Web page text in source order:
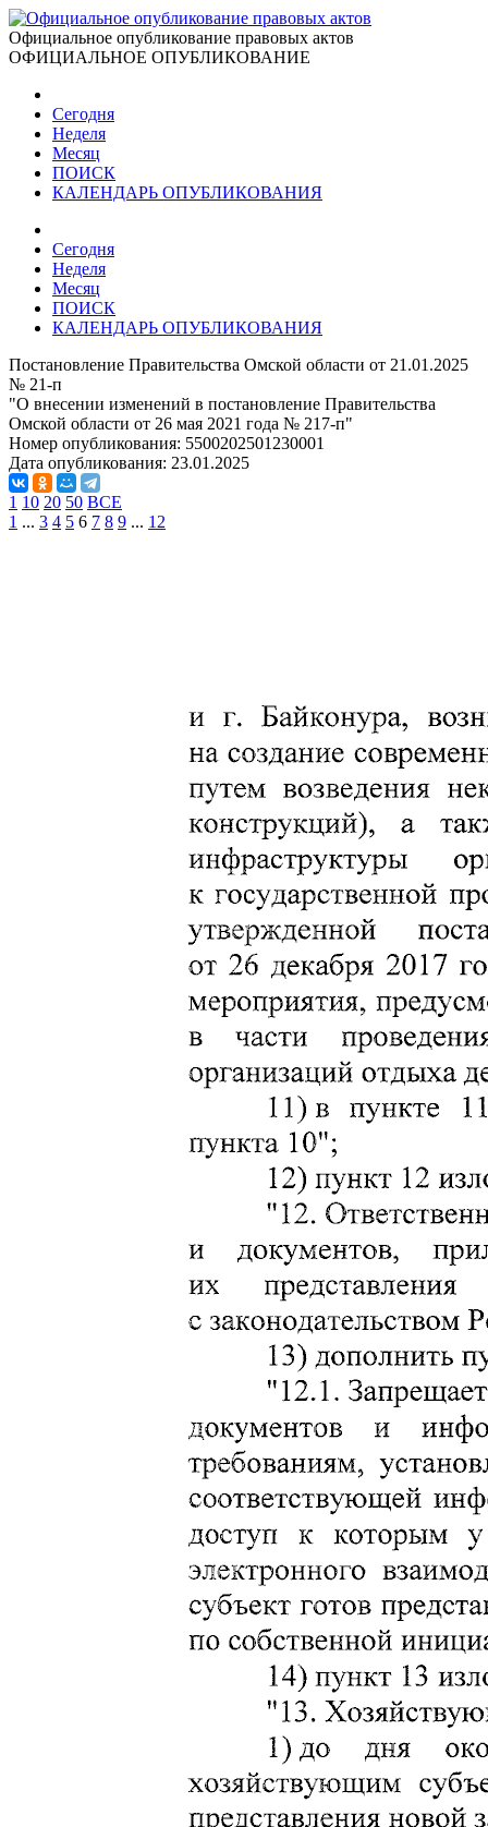
Официальное опубликование правовых актов
ОФИЦИАЛЬНОЕ ОПУБЛИКОВАНИЕ
Сегодня
Неделя
Месяц
ПОИСК
КАЛЕНДАРЬ ОПУБЛИКОВАНИЯ
Сегодня
Неделя
Месяц
ПОИСК
КАЛЕНДАРЬ ОПУБЛИКОВАНИЯ
Постановление Правительства Омской области от 21.01.2025
№ 21-п
"О внесении изменений в постановление Правительства
Омской области от 26 мая 2021 года № 217-п"
Номер опубликования: 5500202501230001
Дата опубликования: 23.01.2025
1 10 20 50 ВСЕ
1 ... 3 4 5 6 7 8 9 ... 12